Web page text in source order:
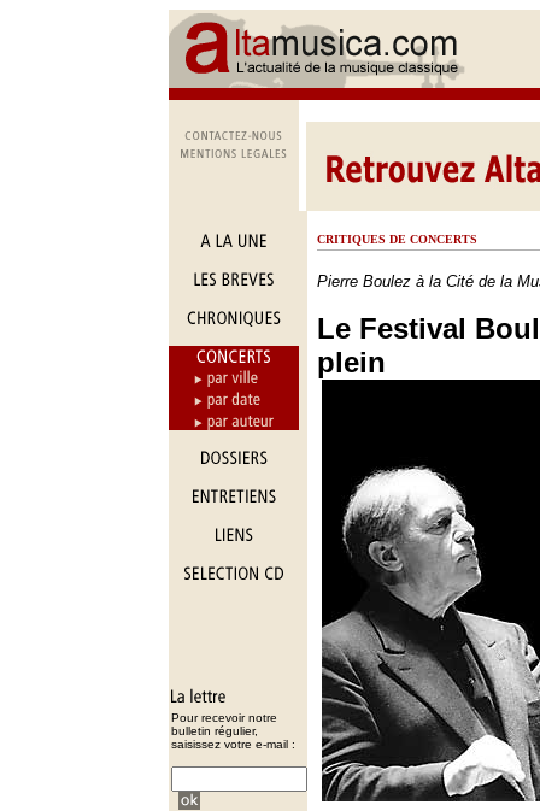
Pour recevoir notre
bulletin régulier,
saisissez votre e-mail :
CRITIQUES DE CONCERTS
Pierre Boulez à la Cité de la
Le Festival
plein